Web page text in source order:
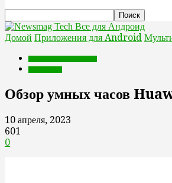
Все для Андроид
Домой Приложения для Android
Обзор умных часов
10 апреля, 2023
601
0